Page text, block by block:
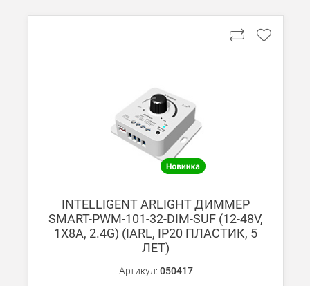
В Санкт-Петербурге
БЕСПЛАТНАЯ доставка при сумме заказа от 7000 руб.
При заказе менее 7000 руб. стоимость доставки
Мы можем доставить ваши заказы сервисом компании
Транспортные компании
Мы можем отправить ваш заказ транспортной компанией в
INTELLIGENT ARLIGHT ДИММЕР
SMART-PWM-101-32-DIM-SUF (12-48V,
1X8A, 2.4G) (IARL, IP20 ПЛАСТИК, 5
ЛЕТ)
Артикул: 050417